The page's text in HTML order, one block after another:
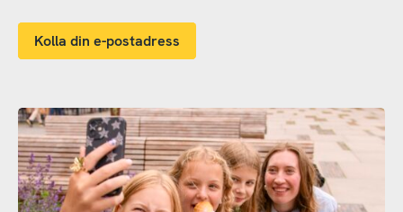
Kolla din e-postadress